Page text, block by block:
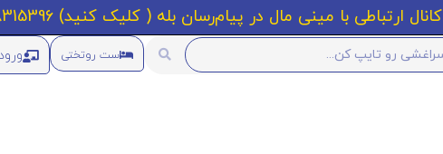
کانال ارتباطی با مینی مال در پیام‌رسان بله ( کلیک کنید) 09218315396
ست روتختی